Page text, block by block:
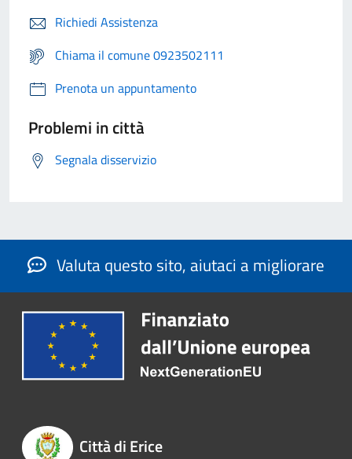
Richiedi Assistenza
Chiama il comune 0923502111
Prenota un appuntamento
Problemi in città
Segnala disservizio
Valuta questo sito, aiutaci a migliorare
Città di Erice